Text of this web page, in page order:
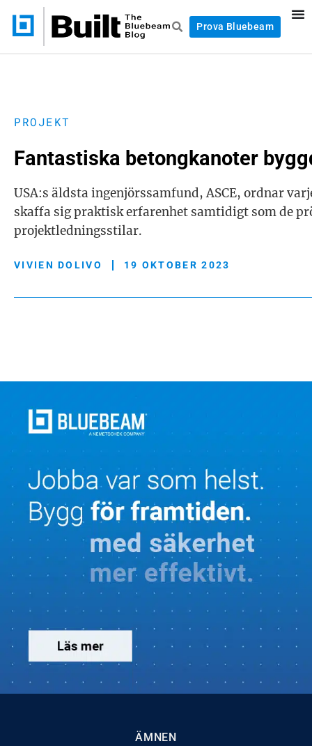
Prova Bluebeam
PROJEKT
Fantastiska betongkanoter
USA:s äldsta ingenjörssamfund, ASCE, ordnar
skaffa sig praktisk erfarenhet samtidigt som de
projektledningsstilar.
VIVIEN DOLIVO 19 OKTOBER 2023
ÄMNEN